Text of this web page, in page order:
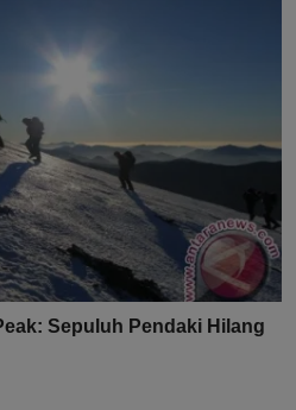
Sepuluh Pendaki Hilang